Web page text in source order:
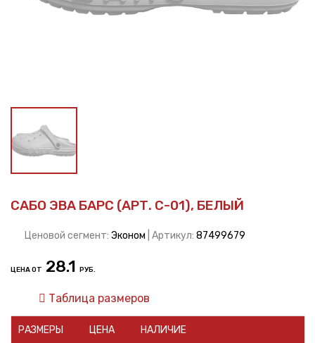
САБО ЭВА БАРС (АРТ. С-01), БЕЛЫЙ
Ценовой сегмент: Эконом | Артикул: 87499679
ЦЕНА ОТ 28.1 РУБ.
Таблица размеров
РАЗМЕРЫ ЦЕНА НАЛИЧИЕ